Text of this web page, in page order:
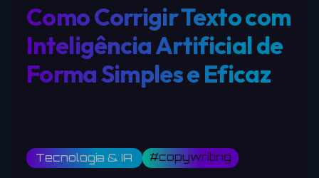
Como Corrigir Texto com
Inteligência Artificial de
Forma Simples e Eficaz
Tecnologia & IA #copywriting